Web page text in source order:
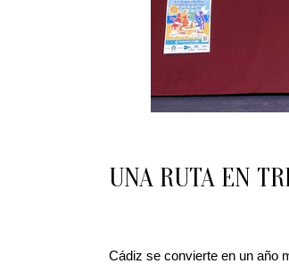
UNA RUTA EN
Cádiz se convierte en un año